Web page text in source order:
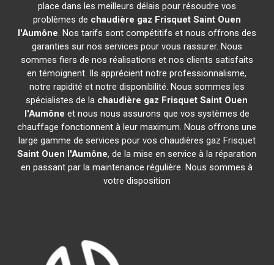
place dans les meilleurs délais pour résoudre vos
problèmes de chaudière gaz Frisquet Saint Ouen
l'Aumône. Nos tarifs sont compétitifs et nous offrons des
garanties sur nos services pour vous rassurer. Nous
sommes fiers de nos réalisations et nos clients satisfaits
en témoignent. Ils apprécient notre professionnalisme,
notre rapidité et notre disponibilité. Nous sommes les
spécialistes de la chaudière gaz Frisquet Saint Ouen
l'Aumône et nous nous assurons que vos systèmes de
chauffage fonctionnent à leur maximum. Nous offrons une
large gamme de services pour vos chaudières gaz Frisquet
Saint Ouen l'Aumône, de la mise en service à la réparation
en passant par la maintenance régulière. Nous sommes à
votre disposition